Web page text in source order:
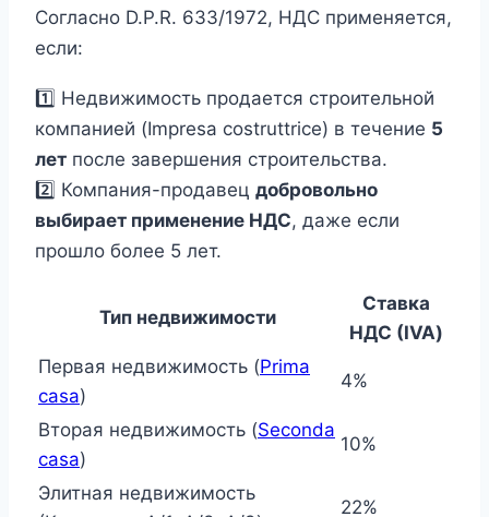
Согласно D.P.R. 633/1972, НДС применяется,
если:
1️⃣ Недвижимость продается строительной
компанией (Impresa costruttrice) в течение 5
лет после завершения строительства.
2️⃣ Компания-продавец добровольно
выбирает применение НДС, даже если
прошло более 5 лет.
Тип недвижимости
Ставка
НДС (IVA)
Первая недвижимость (Prima
casa)
4%
Вторая недвижимость (Seconda
casa)
10%
Элитная недвижимость
22%